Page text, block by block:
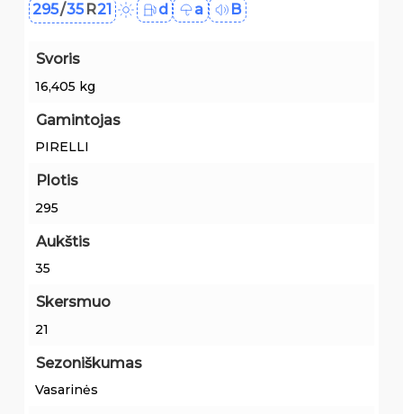
295/35 R21 d a B
Svoris
16,405 kg
Gamintojas
PIRELLI
Plotis
295
Aukštis
35
Skersmuo
21
Sezoniškumas
Vasarinės